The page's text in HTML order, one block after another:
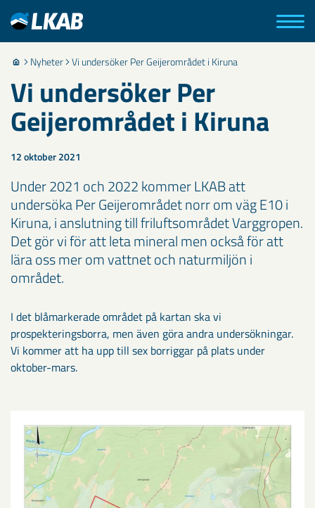
Nyheter Vi undersöker Per Geijerområdet i Kiruna
Vi undersöker Per
Geijerområdet i Kiruna
12 oktober 2021
Under 2021 och 2022 kommer LKAB att
undersöka Per Geijerområdet norr om väg E10 i
Kiruna, i anslutning till friluftsområdet Varggropen.
Det gör vi för att leta mineral men också för att
lära oss mer om vattnet och naturmiljön i
området.
I det blåmarkerade området på kartan ska vi
prospekteringsborra, men även göra andra undersökningar.
Vi kommer att ha upp till sex borriggar på plats under
oktober-mars.